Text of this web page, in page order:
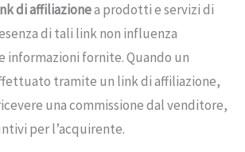
di affiliazionea prodotti e servizi di
di tali link non influenza
informazioni fornite. Quando un
tramite un link di affiliazione,
una commissione dal venditore,
per l’acquirente.